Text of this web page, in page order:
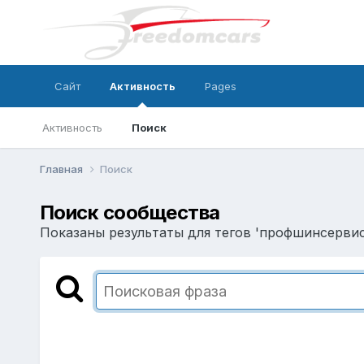
Сайт Активность
Активность Поиск
Pages
Главная Поиск
Поиск сообщества
Показаны результаты для тегов